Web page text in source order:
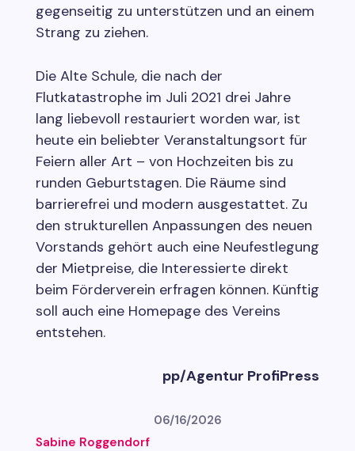
gegenseitig zu unterstützen und an einem
Strang zu ziehen.
Die Alte Schule, die nach der
Flutkatastrophe im Juli 2021 drei Jahre
lang liebevoll restauriert worden war, ist
heute ein beliebter Veranstaltungsort für
Feiern aller Art – von Hochzeiten bis zu
runden Geburtstagen. Die Räume sind
barrierefrei und modern ausgestattet. Zu
den strukturellen Anpassungen des neuen
Vorstands gehört auch eine Neufestlegung
der Mietpreise, die Interessierte direkt
beim Förderverein erfragen können. Künftig
soll auch eine Homepage des Vereins
entstehen.
pp/Agentur ProfiPress
Sabine Roggendorf
06/16/2026